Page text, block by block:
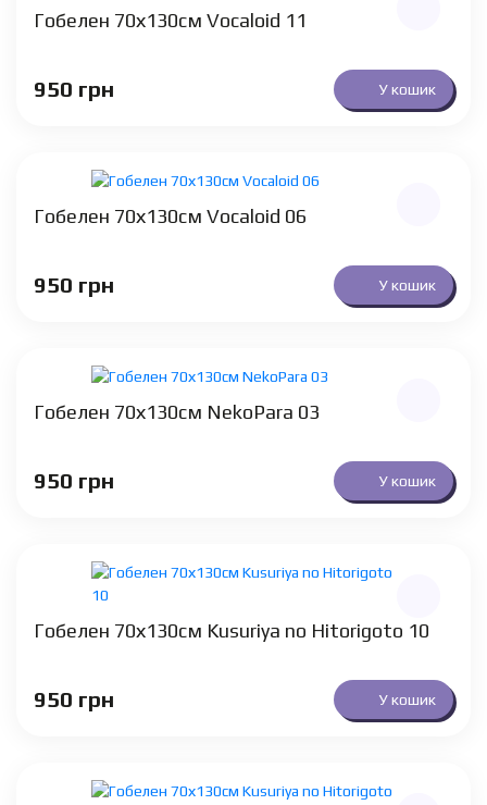
Гобелен 70х130см Vocaloid 11
950 грн У кошик
Гобелен 70х130см Vocaloid 06
950 грн У кошик
Гобелен 70х130см NekoPara 03
950 грн У кошик
Гобелен 70х130см Kusuriya no Hitorigoto 10
950 грн У кошик